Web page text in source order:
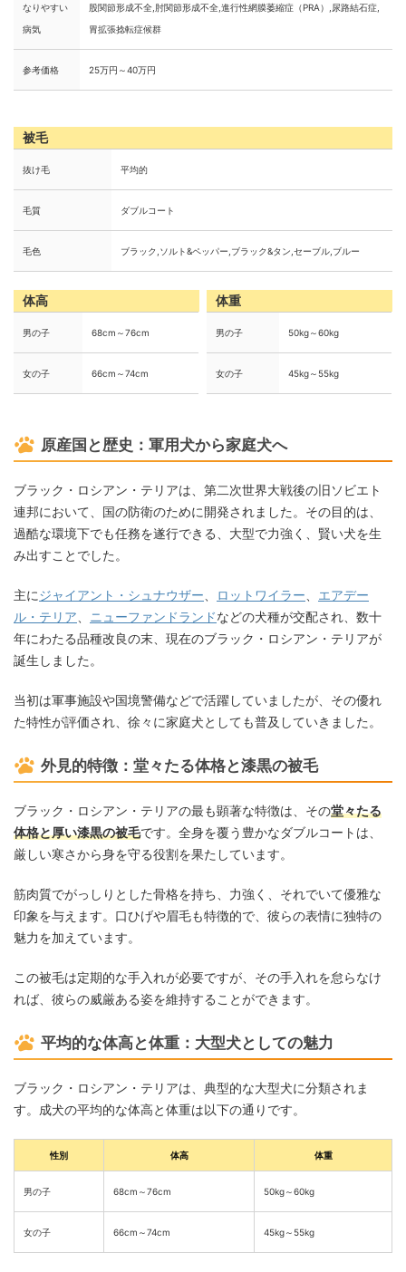
なりやすい
病気
股関節形成不全,肘関節形成不全,進行性網膜萎縮症（PRA）,尿路結石症,
胃拡張捻転症候群
参考価格 25万円～40万円
被毛
抜け毛 平均的
毛質 ダブルコート
毛色 ブラック,ソルト&ペッパー,ブラック&タン,セーブル,ブルー
体高
男の子 68cm～76cm
女の子 66cm～74cm
体重
男の子 50kg～60kg
女の子 45kg～55kg
原産国と歴史：軍用犬から家庭犬へ
ブラック・ロシアン・テリアは、第二次世界大戦後の旧ソビエト
連邦において、国の防衛のために開発されました。その目的は、
過酷な環境下でも任務を遂行できる、大型で力強く、賢い犬を生
み出すことでした。
主にジャイアント・シュナウザー ロットワイラー
エアデー
ル・テリア
ニューファンドランドなどの犬種が交配され、数十
年にわたる品種改良の末、現在のブラック・ロシアン・テリアが
誕生しました。
当初は軍事施設や国境警備などで活躍していましたが、その優れ
た特性が評価され、徐々に家庭犬としても普及していきました。
外見的特徴：堂々たる体格と漆黒の被毛
ブラック・ロシアン・テリアの最も顕著な特徴は、その堂々たる
体格と厚い漆黒の被毛です。全身を覆う豊かなダブルコートは、
厳しい寒さから身を守る役割を果たしています。
筋肉質でがっしりとした骨格を持ち、力強く、それでいて優雅な
印象を与えます。口ひげや眉毛も特徴的で、彼らの表情に独特の
魅力を加えています。
この被毛は定期的な手入れが必要ですが、その手入れを怠らなけ
れば、彼らの威厳ある姿を維持することができます。
平均的な体高と体重：大型犬としての魅力
ブラック・ロシアン・テリアは、典型的な大型犬に分類されま
す。成犬の平均的な体高と体重は以下の通りです。
性別 体高 体重
男の子 68cm～76cm 50kg～60kg
女の子 66cm～74cm 45kg～55kg